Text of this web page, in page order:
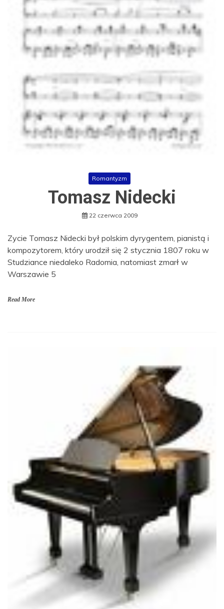
Romantyzm
Tomasz Nidecki
22 czerwca 2009
Zycie Tomasz Nidecki był polskim dyrygentem, pianistą i
kompozytorem, który urodził się 2 stycznia 1807 roku w
Studziance niedaleko Radomia, natomiast zmarł w
Warszawie 5
Read More